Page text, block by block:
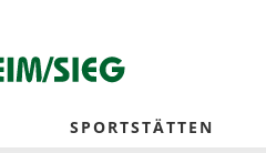
SPORTSTÄTTEN